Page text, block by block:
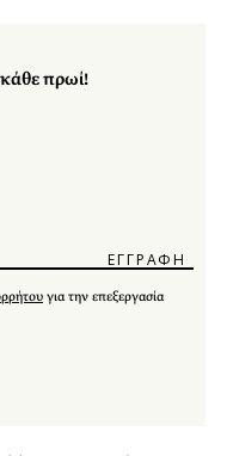
πρωί!
για την επεξεργασία